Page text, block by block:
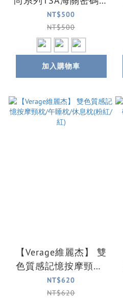
(/安全鎖/行李箱鎖/海
關鎖(3色可選)
NT$500
NT$500
加入購物車
【Verage維麗杰】 雙
色質感記憶按摩頸枕/
午睡枕/休息枕(粉紅/
紅)
NT$620
NT$620